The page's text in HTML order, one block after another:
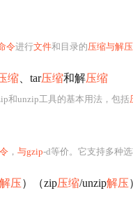
令进行文件和目录的压缩与解压
缩 、tar压缩和解压缩
和unzip工具的基本用法，包括
， 与gzip-d等价。它支持多种选项，
压）（zip压缩/unzip解压